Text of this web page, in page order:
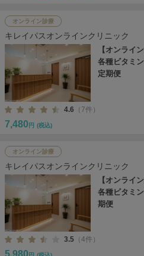
オンライン診療
キレイパスオンラインクリニック
【オンライ
各種ビタミ
定期便
4.6 （7件）
7,480 円 (税込)
オンライン診療
キレイパスオンラインクリニック
【オンライ
各種ビタミ
期便
3.5 （4件）